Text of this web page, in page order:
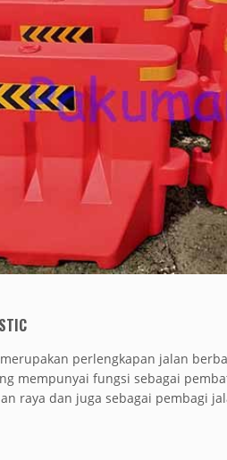
perlengkapan jalan
mempunyai fungsi sebagai
raya dan juga sebagai pembagi